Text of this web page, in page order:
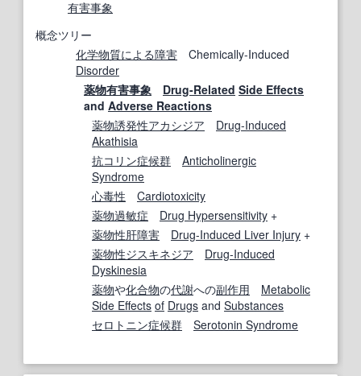
有害事象
概念ツリー
化学物質による障害 Chemically-Induced
Disorder
薬物有害事象 Drug-Related Side Effects
and Adverse Reactions
薬物誘発性アカシジア
Drug-Induced
Akathisia
抗コリン症候群
Anticholinergic
Syndrome
心毒性
Cardiotoxicity
薬物過敏症
Drug Hypersensitivity +
薬物性肝障害
Drug-Induced Liver Injury +
薬物性ジスキネジア
Drug-Induced
Dyskinesia
薬物や化合物の代謝への副作用
Metabolic
Side Effects of Drugs and Substances
セロトニン症候群
Serotonin Syndrome